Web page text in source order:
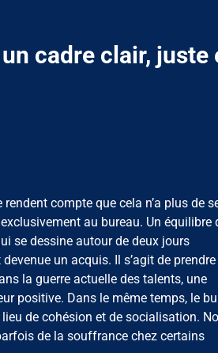
cadre clair, juste
compte que cela n’a plus de
au bureau. Un équilibre
se dessine autour de deux jours
un acquis. Il s’agit de prendre
la guerre actuelle des talents, une
positive. Dans le même temps, le
lieu de cohésion et de socialisation.
de la souffrance chez certains